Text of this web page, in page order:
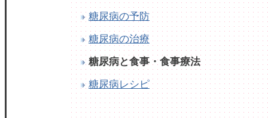
糖尿病の予防
糖尿病の治療
糖尿病と食事・食事療法
糖尿病レシピ